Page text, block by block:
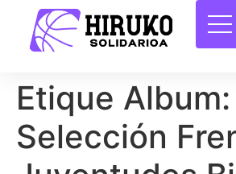
Etique Album:
Selección